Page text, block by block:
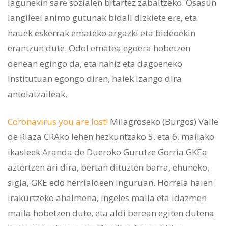
langileei animo gutunak bidali dizkiete ere, eta
hauek eskerrak emateko argazki eta bideoekin
erantzun dute. Odol ematea egoera hobetzen
denean egingo da, eta nahiz eta dagoeneko
institutuan egongo diren, haiek izango dira
antolatzaileak.
Coronavirus you are lost! Milagroseko (Burgos) Valle
de Riaza CRAko lehen hezkuntzako 5. eta 6. mailako
ikasleek Aranda de Dueroko Gurutze Gorria GKEa
aztertzen ari dira, bertan dituzten barra, ehuneko,
sigla, GKE edo herrialdeen inguruan. Horrela haien
irakurtzeko ahalmena, ingeles maila eta idazmen
maila hobetzen dute, eta aldi berean egiten dutena